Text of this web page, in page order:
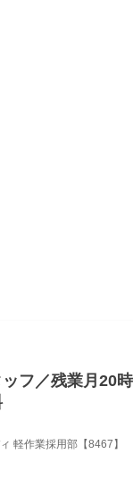
フ／残業月20
軽作業採用部【8467】